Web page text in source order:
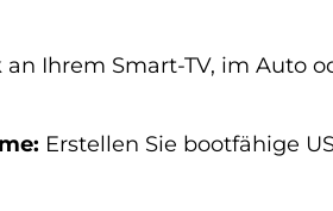
an Ihrem Smart-TV, im Auto
Erstellen Sie bootfähige